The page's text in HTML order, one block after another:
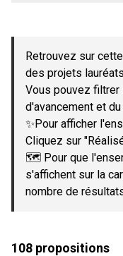
−
Retrouvez sur
des projets
Vous pouvez
d'avancement et
✨Pour afficher
Cliquez sur
🗺️ Pour que
s'affichent sur la
nombre de
108 propositions